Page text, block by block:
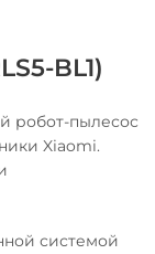
BL1)
робот-пылесос
Xiaomi.
системой